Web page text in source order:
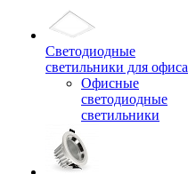
Светодиодные
светильники для офиса
Офисные
светодиодные
светильники